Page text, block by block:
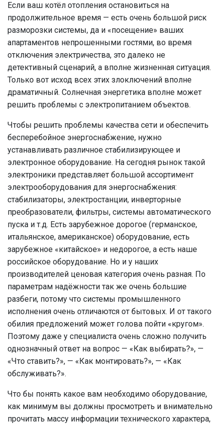
Если ваш котёл отопления остановиться на
продолжительное время — есть очень большой риск
разморозки системы, да и «посещение» ваших
апартаментов непрошенными гостями, во время
отключения электричества, это далеко не
детективный сценарий, а вполне жизненная ситуация.
Только вот исход всех этих злоключений вполне
драматичный. Солнечная энергетика вполне может
решить проблемы с электропитанием объектов.
Чтобы решить проблемы качества сети и обеспечить
бесперебойное энергоснабжение, нужно
устанавливать различное стабилизирующее и
электронное оборудование. На сегодня рынок такой
электроники представляет большой ассортимент
электрооборудования для энергоснабжения:
стабилизаторы, электростанции, инверторные
преобразователи, фильтры, системы автоматического
пуска и т.д. Есть зарубежное дорогое (германское,
итальянское, американское) оборудование, есть
зарубежное «китайское» и недорогое, а есть наше
российское оборудование. Но и у наших
производителей ценовая категория очень разная. По
параметрам надёжности так же очень большие
разбеги, потому что системы промышленного
исполнения очень отличаются от бытовых. И от такого
обилия предложений может голова пойти «кругом».
Поэтому даже у специалиста очень сложно получить
однозначный ответ на вопрос — «Как выбирать?», —
«Что ставить?», — «Как монтировать?», — «Как
обслуживать?».
Что бы понять какое вам необходимо оборудование,
как минимум вы должны просмотреть и внимательно
прочитать массу информации технического характера,